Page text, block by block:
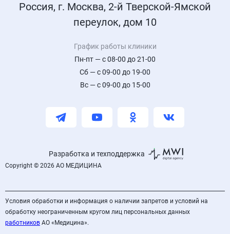
Россия, г. Москва, 2-й Тверской-Ямской
переулок, дом 10
График работы клиники
Пн-пт — с 08-00 до 21-00
Сб — с 09-00 до 19-00
Вс — с 09-00 до 15-00
Разработка и техподдержка
Copyright © 2026 АО МЕДИЦИНА
Условия обработки и информация о наличии запретов и условий на
обработку неограниченным кругом лиц персональных данных
работников АО «Медицина».